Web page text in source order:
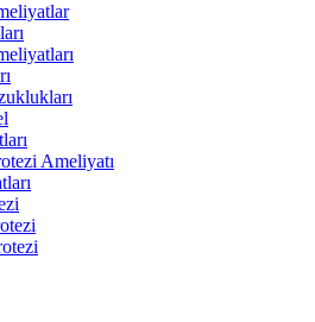
Ameliyatı